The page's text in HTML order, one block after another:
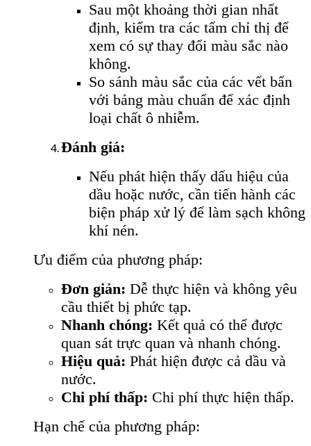
Sau một khoảng thời gian nhất
định, kiểm tra các tấm chỉ thị để
xem có sự thay đổi màu sắc nào
không.
So sánh màu sắc của các vết bẩn
với bảng màu chuẩn để xác định
loại chất ô nhiễm.
Đánh giá:
Nếu phát hiện thấy dấu hiệu của
dầu hoặc nước, cần tiến hành các
biện pháp xử lý để làm sạch không
khí nén.
Ưu điểm của phương pháp:
Đơn giản: Dễ thực hiện và không yêu
cầu thiết bị phức tạp.
Nhanh chóng: Kết quả có thể được
quan sát trực quan và nhanh chóng.
Hiệu quả: Phát hiện được cả dầu và
nước.
Chi phí thấp: Chi phí thực hiện thấp.
Hạn chế của phương pháp: